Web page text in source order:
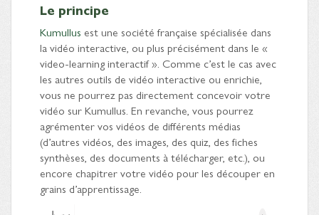
Le principe
Kumullus est une société française spécialisée dans
la vidéo interactive, ou plus précisément dans le «
video-learning interactif ». Comme c’est le cas avec
les autres outils de vidéo interactive ou enrichie,
vous ne pourrez pas directement concevoir votre
vidéo sur Kumullus. En revanche, vous pourrez
agrémenter vos vidéos de différents médias
(d’autres vidéos, des images, des quiz, des fiches
synthèses, des documents à télécharger, etc.), ou
encore chapitrer votre vidéo pour les découper en
grains d’apprentissage.